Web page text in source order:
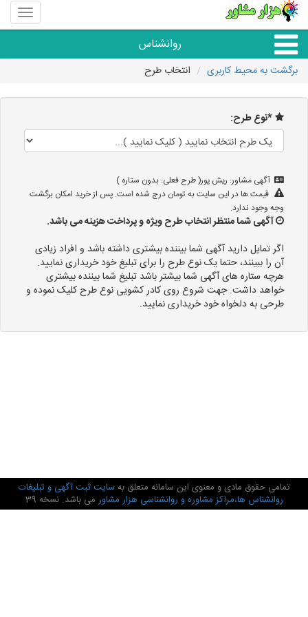
منوی
سایت
مشاور
روانشناس
گروه روانشناسی
برگشت به محیط کاربری انتخاب طرح
*نوع طرح:
آگهی مشاور: ریش پور( طرح فعلی: بدون ستاره )
قیمت ها در این سایت به تومان درج شده است. پس از خرید امکان برگشت
وجه وجود ندارد.
آگهی شما منتظر انتخاب طرح ویژه و پرداخت هزینه می باشد.
اگر تمایل دارید آگهی شما بیننده بیشتری داشته باشد و افراد زیادی
آن را ببینند، حتما یک نوع طرح را برای تبلیغ خود خریداری نمایید.
هرچه ستاره های آگهی شما بیشتر باشد تبلیغ شما بیننده بیشتری
خواهد داشت. جهت شروع روی کادر کشویی نوع طرح کلیک نموده و
طرحی به دلخواه خود خریداری نمایید.
تمامی حقوق مادی و معنوی این سامانه متعلق به سایت ثبت آگهی و تبلیغات
روانشناس ها،مراکز مشاوره و روانشناسی هزار مشاور می باشد. نسخه 39